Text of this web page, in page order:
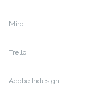
Miro
Trello
Adobe Indesign